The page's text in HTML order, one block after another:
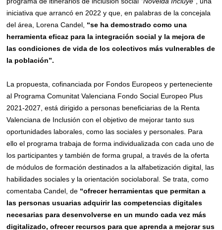
iniciativa que arrancó en 2022 y que, en palabras de la concejala
del área, Lorena Candel, “se ha demostrado como una
herramienta eficaz para la integración social y la mejora de
las condiciones de vida de los colectivos más vulnerables de
la población”.
La propuesta, cofinanciada por Fondos Europeos y perteneciente
al Programa Comunitat Valenciana Fondo Social Europeo Plus
2021-2027, está dirigido a personas beneficiarias de la Renta
Valenciana de Inclusión con el objetivo de mejorar tanto sus
oportunidades laborales, como las sociales y personales. Para
ello el programa trabaja de forma individualizada con cada uno de
los participantes y también de forma grupal, a través de la oferta
de módulos de formación destinados a la alfabetización digital, las
habilidades sociales y la orientación sociolaboral. Se trata, como
comentaba Candel, de “ofrecer herramientas que permitan a
las personas usuarias adquirir las competencias digitales
necesarias para desenvolverse en un mundo cada vez más
digitalizado, ofrecer recursos para que aprenda a mejorar sus